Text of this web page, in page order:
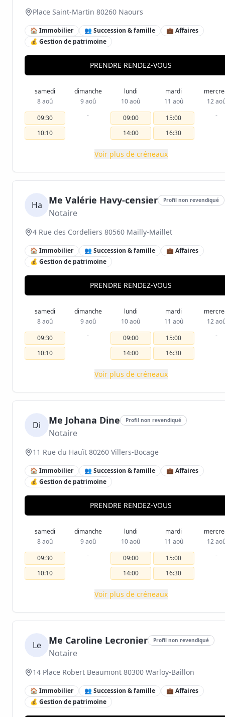
Place Saint-Martin 80260 Naours
🏠 Immobilier 👥 Succession & famille
💼 Affaires
💰 Gestion de patrimoine
PRENDRE RENDEZ-VOUS
samedi
8 aoû
09:30
10:10
dimanche
9 aoû
-
lundi
10 aoû
09:00
14:00
mardi
11 aoû
15:00
16:30
12
-
Voir plus de créneaux
Ha Me Valérie Havy-censier Profil non revendiqué
Notaire
4 Rue des Cordeliers 80560 Mailly-Maillet
🏠 Immobilier 👥 Succession & famille
💼 Affaires
💰 Gestion de patrimoine
PRENDRE RENDEZ-VOUS
samedi
8 aoû
09:30
10:10
dimanche
9 aoû
-
lundi
10 aoû
09:00
14:00
mardi
11 aoû
15:00
16:30
12
-
Voir plus de créneaux
Di Me Johana Dine Profil non revendiqué
Notaire
11 Rue du Hauït 80260 Villers-Bocage
🏠 Immobilier 👥 Succession & famille
💼 Affaires
💰 Gestion de patrimoine
PRENDRE RENDEZ-VOUS
samedi
8 aoû
09:30
10:10
dimanche
9 aoû
-
lundi
10 aoû
09:00
14:00
mardi
11 aoû
15:00
16:30
12
-
Voir plus de créneaux
Le Me Caroline Lecronier Profil non revendiqué
Notaire
14 Place Robert Beaumont 80300 Warloy-Baillon
🏠 Immobilier 👥 Succession & famille
💼 Affaires
💰 Gestion de patrimoine